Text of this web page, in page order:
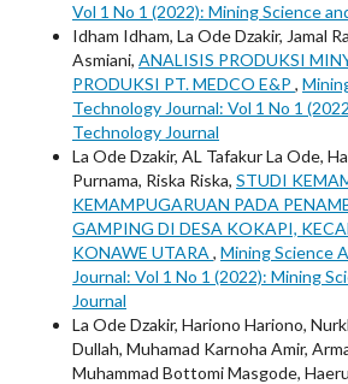
Vol 1 No 1 (2022): Mining Science
Idham Idham, La Ode Dzakir, Jamal
Asmiani, ANALISIS PRODUKSI
PRODUKSI PT. MEDCO E&P ,
Technology Journal: Vol 1 No 1
Technology Journal
La Ode Dzakir, AL Tafakur La Ode,
Purnama, Riska Riska, STUDI
KEMAMPUGARUAN PADA
GAMPING DI DESA KOKAPI,
KONAWE UTARA , Mining Science
Journal: Vol 1 No 1 (2022): Mining
Journal
La Ode Dzakir, Hariono Hariono,
Dullah, Muhamad Karnoha Amir,
Muhammad Bottomi Masgode,